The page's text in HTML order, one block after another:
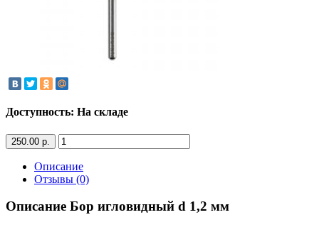
Доступность: На складе
250.00 р.
Описание
Отзывы (0)
Описание Бор игловидный d 1,2 мм